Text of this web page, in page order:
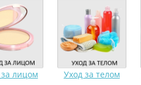
лицом Уход за телом